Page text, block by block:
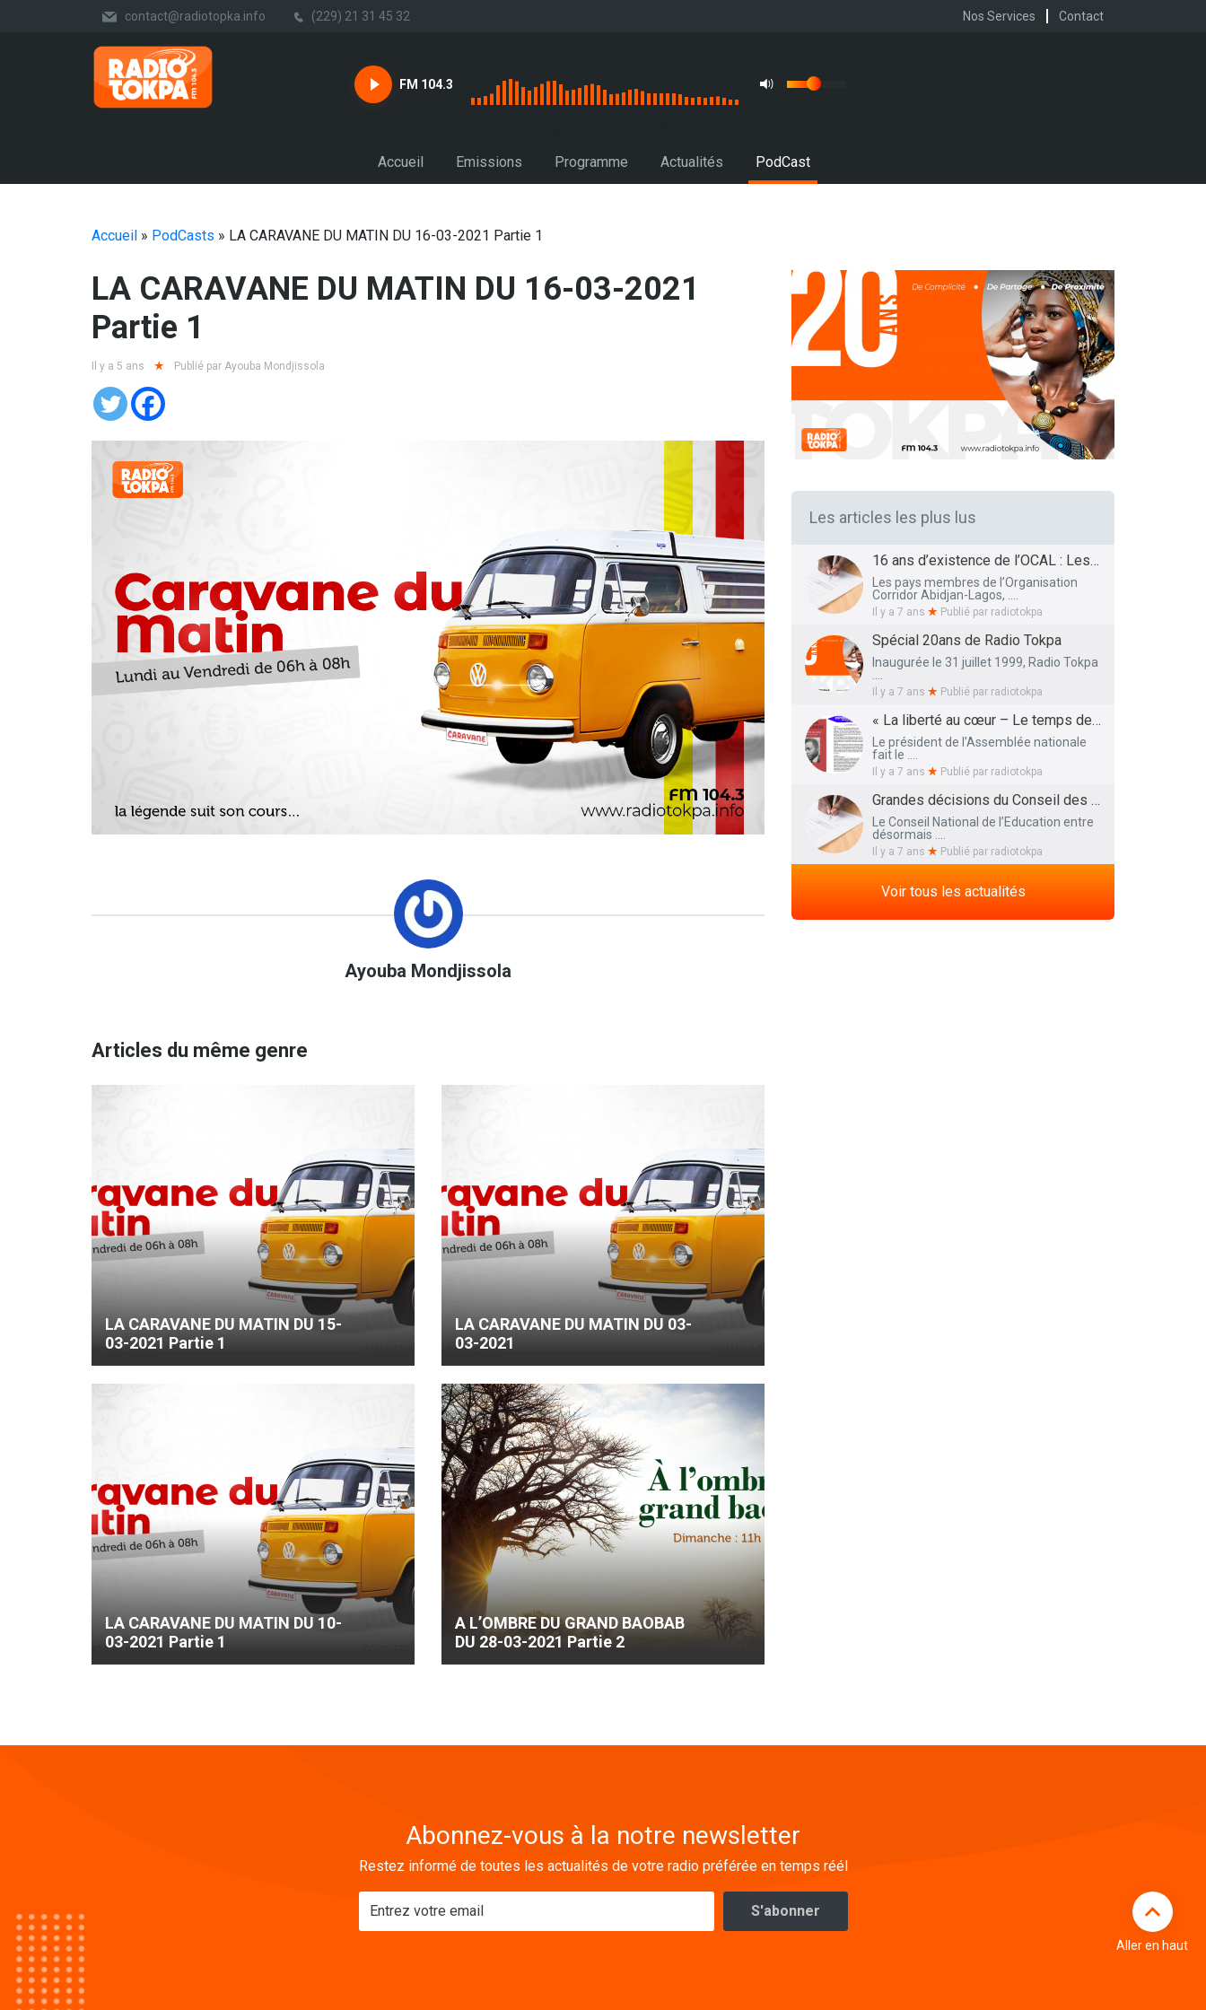
contact@radiotopka.info (229) 21 31 45 32 Nos Services Contact
FM 104.3
Accueil
Emissions Programme Actualités PodCast
Accueil » PodCasts » LA CARAVANE DU MATIN DU 16-03-2021 Partie 1
LA CARAVANE DU MATIN DU 16-03-2021
Partie 1
Il y a 5 ans Publié par Ayouba Mondjissola
Ayouba Mondjissola
Articles du même genre
LA CARAVANE DU MATIN DU 15-
03-2021 Partie 1
LA CARAVANE DU MATIN DU 03-
03-2021
LA CARAVANE DU MATIN DU 10-
03-2021 Partie 1
A L’OMBRE DU GRAND BAOBAB
DU 28-03-2021 Partie 2
Les articles les plus lus
16 ans d’existence de l’OCAL : Les Ministres des Infrastructures et Transports et de la Santé présentent le bilan et les Perspectives
Les pays membres de l’Organisation
Corridor Abidjan-Lagos, ....
Il y a 7 ans Publié par radiotokpa
Spécial 20ans de Radio Tokpa
Inaugurée le 31 juillet 1999, Radio Tokpa
Il y a 7 ans Publié par radiotokpa
« La liberté au cœur – Le temps des semailles », l’essai autobiographique de Me Adrien HOUNGBEDJI rendu public
Le président de l’Assemblée nationale
fait le ....
Il y a 7 ans Publié par radiotokpa
Grandes décisions du Conseil des Ministres de ce 27 Mars 2019 : La liste définitive des membres du Conseil National de l’Education dévoilée
Le Conseil National de l’Education entre
désormais ....
Il y a 7 ans Publié par radiotokpa
Voir tous les actualités
Abonnez-vous à la notre newsletter
Restez informé de toutes les actualités de votre radio préférée en temps réél
Aller en haut